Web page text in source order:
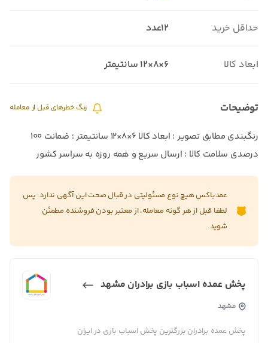
حداقل خرید 12عدد
ابعاد کالا ۶×۸×۱۲ سانتیمتر
توضیحات زنگ خطرهای قبل از معامله
رنگبندی مطابق تصویر ؛ ابعاد کالا ۶×۸×۱۲ سانتیمتر ؛ ضمانت ۱۰۰
درصدی سلامت کالا ؛ ارسال سریع و همه روزه به سراسر کشور
عمدباکس هیچ نوع مسئولیتی در قبال صحت این آگهی ندارد. پس
لطفا قبل از هر گونه معامله، از معتبر بودن فروشنده مطمئن
شوید.
پخش عمده اسباب بازی برادران مشهد
مشهد
پخش عمده برادران بزرگترین پخش اسباب بازی در ایران